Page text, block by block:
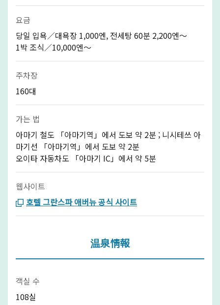
요금
당일 입욕／대욕장 1,000엔, 전세탕 60분 2,200엔～
1박 조식／10,000엔～
주차장
160대
가는 법
아마기 철도 「아마기역」에서 도보 약 2분 ; 니시테쓰 아
마기선 「아마기역」에서 도보 약 2분
오이타 자동차도 「아마기 IC」에서 약 5분
웹사이트
호텔 그란스파 애버뉴 공식 사이트
温泉情報
객실 수
108실